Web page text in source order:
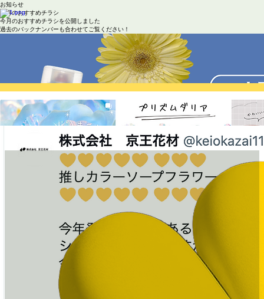
定番の商品も、新しい提案も。
「ここに聞けば大丈夫」と思っていただける、花屋さんの身近な味方を目指しています。
お知らせ
​今月のおすすめチラシ
​過去のバックナンバーも合わせてご覧ください！
人気のブルー系は予約分まで完売中です。
​次回の到着をお待ちいただいております。
夏季休業のお知らせ
トピックス
​社内の日常や
ぜひフォローしてください